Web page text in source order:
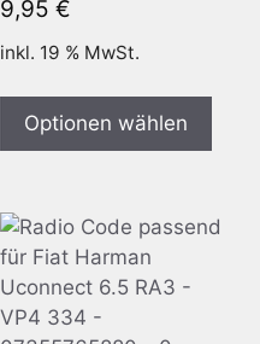
9,95 €
inkl. 19 % MwSt.
Optionen wählen